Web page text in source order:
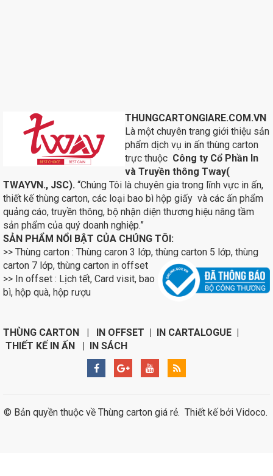
THUNGCARTONGIARE.COM.VN
Là một chuyên trang giới thiệu sản
phẩm dịch vụ in ấn thùng carton
trực thuộc Công ty Cổ Phần In
và Truyền thông Tway(
TWAYVN., JSC). “Chúng Tôi là chuyên gia trong lĩnh vực in ấn,
thiết kế thùng carton, các loại bao bì hộp giấy và các ấn phẩm
quảng cáo, truyền thông, bộ nhận diện thương hiệu nâng tầm
sản phẩm của quý doanh nghiệp.”
SẢN PHẨM NỔI BẬT CỦA CHÚNG TÔI:
>> Thùng carton : Thùng caron 3 lớp, thùng carton 5 lớp, thùng
carton 7 lớp, thùng carton in offset
>> In offset : Lịch tết, Card visit, bao
bì, hộp quà, hộp rượu
THÙNG CARTON | IN OFFSET | IN CARTALOGUE |
THIẾT KẾ IN ẤN | IN SÁCH
© Bản quyền thuộc về Thùng carton giá rẻ. Thiết kế bởi Vidoco.